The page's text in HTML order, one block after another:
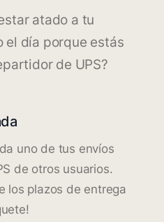
atado a tu
el día porque estás
de UPS?
uno de tus envíos
de otros usuarios.
los plazos de entrega